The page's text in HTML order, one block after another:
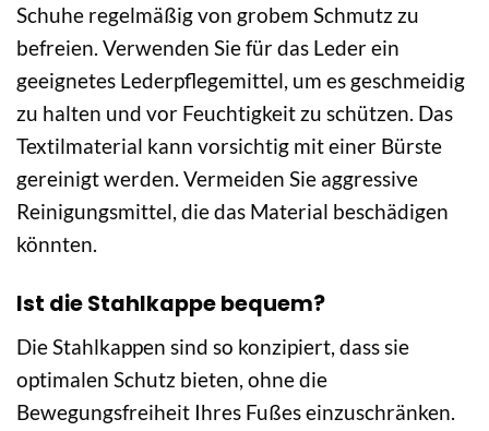
Schuhe regelmäßig von grobem Schmutz zu
befreien. Verwenden Sie für das Leder ein
geeignetes Lederpflegemittel, um es geschmeidig
zu halten und vor Feuchtigkeit zu schützen. Das
Textilmaterial kann vorsichtig mit einer Bürste
gereinigt werden. Vermeiden Sie aggressive
Reinigungsmittel, die das Material beschädigen
könnten.
Ist die Stahlkappe bequem?
Die Stahlkappen sind so konzipiert, dass sie
optimalen Schutz bieten, ohne die
Bewegungsfreiheit Ihres Fußes einzuschränken.